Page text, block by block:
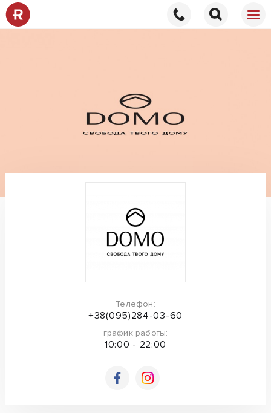
Телефон:
+38(095)284-03-60
график работы:
10:00 - 22:00